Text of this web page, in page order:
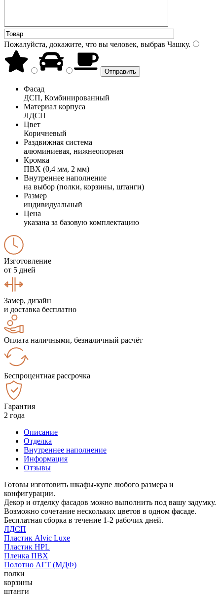
Пожалуйста, докажите, что вы человек, выбрав Чашку.
Фасад
ДСП, Комбинированный
Материал корпуса
ЛДСП
Цвет
Коричневый
Раздвижная система
алюминиевая, нижнеопорная
Кромка
ПВХ (0,4 мм, 2 мм)
Внутреннее наполнение
на выбор (полки, корзины, штанги)
Размер
индивидуальный
Цена
указана за базовую комплектацию
Изготовление
от 5 дней
Замер, дизайн
и доставка бесплатно
Оплата наличными, безналичный расчёт
Беспроцентная рассрочка
Гарантия
2 года
Описание
Отделка
Внутреннее наполнение
Информация
Отзывы
Готовы изготовить шкафы-купе любого размера и
конфигурации.
Декор и отделку фасадов можно выполнить под вашу задумку.
Возможно сочетание нескольких цветов в одном фасаде.
Бесплатная сборка в течение 1-2 рабочих дней.
ЛДСП
Пластик Alvic Luxe
Пластик HPL
Пленка ПВХ
Полотно АГТ (МДФ)
полки
корзины
штанги